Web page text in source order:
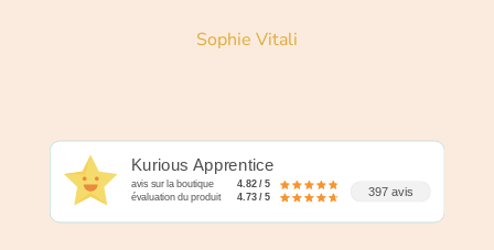
Sophie Vitali
Kurious Apprentice
avis sur la boutique 4.82 / 5
évaluation du produit 4.73 / 5 397 avis